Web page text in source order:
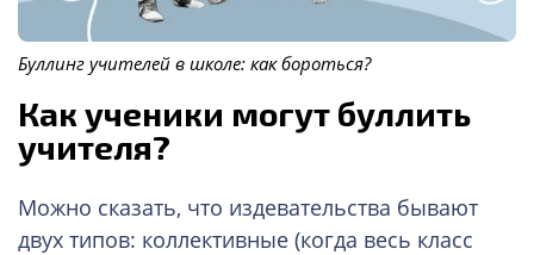
Буллинг учителей в школе: как бороться?
Как ученики могут буллить
учителя?
Можно сказать, что издевательства бывают
двух типов: коллективные (когда весь класс